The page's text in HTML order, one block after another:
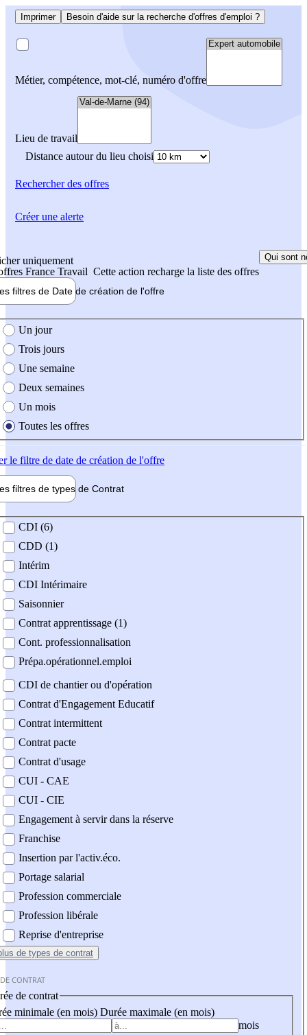
Imprimer Besoin d'aide sur la recherche d'offres d'emploi ?
Métier, compétence, mot-clé, numéro d'offre
Lieu de travail
Distance autour du lieu choisi
Rechercherdes offres
uniquement
France Travail Cette action recharge la liste des offres
Qui sont
filtres de Date de création de l'offre
création de l'offre
Un jour
Trois jours
Une semaine
Deux semaines
Un mois
Toutes les offres
le filtre de date de création de l'offre
filtres de types de Contrat
contrat
CDI (6)
CDD (1)
Intérim
CDI Intérimaire
Saisonnier
Contrat apprentissage (1)
Cont. professionnalisation
Prépa.opérationnel.emploi
CDI de chantier ou d'opération
Contrat d'Engagement Educatif
Contrat intermittent
Contrat pacte
Contrat d'usage
CUI - CAE
CUI - CIE
Engagement à servir dans la réserve
Franchise
Insertion par l'activ.éco.
Portage salarial
Profession commerciale
Profession libérale
Reprise d'entreprise
de types de contrat
CONTRAT
de contrat
minimale (en mois) Durée maximale (en mois)
mois
Créer une alerte